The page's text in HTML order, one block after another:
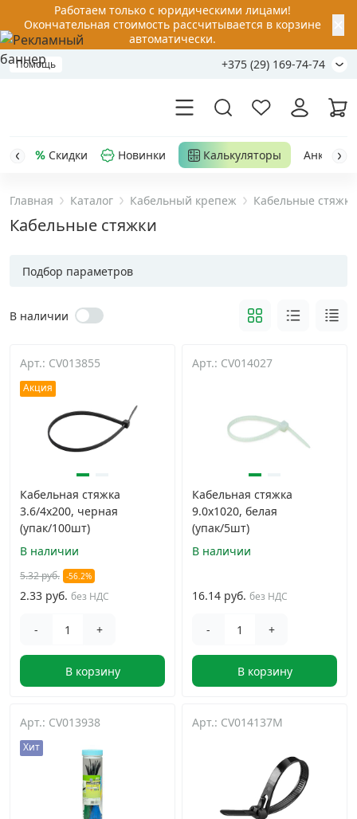
Работаем только с юридическими лицами!
Окончательная стоимость рассчитывается в корзине
автоматически.
Помощь +375 (29) 169-74-74
Акции
Дюбельная техника
Кабельный крепеж
Строительный инструмент и инвентарь
Заклепки
Химический крепеж
Хомуты и шуруп-шпильки ›
Грузовой крепеж
Комплекты и наборы крепежа ›
Скидки Новинки Калькуляторы Анкер-
Главная Каталог Кабельный крепеж Кабельные стяжки
Кабельные стяжки
Подбор параметров
В наличии
Арт.: CV013855
Акция
Кабельная стяжка
3.6/4х200, черная
(упак/100шт)
В наличии
5.32 руб. -56.2%
2.33 руб. без НДС
- +
В корзину
Арт.: CV014027
Кабельная стяжка
9.0х1020, белая
(упак/5шт)
В наличии
16.14 руб. без НДС
- +
В корзину
Арт.: CV013938
Хит
Арт.: CV014137M